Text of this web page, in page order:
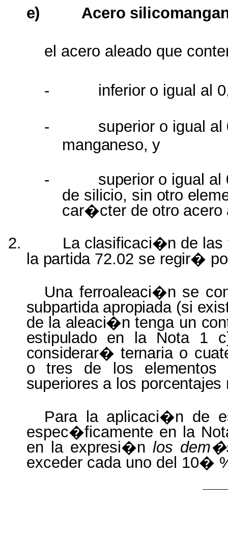
e)
Acero
el acero aleado que
- inferior o igual al
- superior o igual al
manganeso,y
-
superior o igual
de silicio, sin otro
car�cter de otro acero
2.
La clasificaci�n de las
la partida 72.02 se regir�
Unaferroaleaci�n se
subpartida apropiada (si
de la aleaci�ntenga un
estipulado en la Nota 1
considerar� ternaria o
o tres de los elementos
superiores a los
Para la aplicaci�n de
espec�ficamente en la
en la expresi�n los
exceder cada uno del 10�